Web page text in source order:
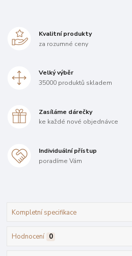
Kvalitní produkty
za rozumné ceny
Velký výběr
35000 produktů skladem
Zasíláme dárečky
ke každé nové objednávce
Individuální přístup
poradíme Vám
Kompletní specifikace
Hodnocení 0